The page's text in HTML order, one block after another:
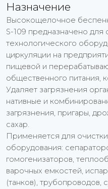
Назначение
Высокощелочное
S-109 предназначено для
технологического
циркуляции на
пищевой и
общественного питания,
Удаляет загрязнения
нативные и
загрязнения, пригары,
сахар.
Применяется для
оборудования:
гомогенизаторов,
варочных емкостей,
(танков), трубопроводов,